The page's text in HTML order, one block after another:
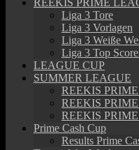
REEKIS PRIME
Liga 3 Tore
Liga 3 Vorlagen
Liga 3 Weiße
Liga 3 Top
LEAGUE CUP
SUMMER LEAGUE
REEKIS
REEKIS
REEKIS
Prime Cash Cup
Results Prime